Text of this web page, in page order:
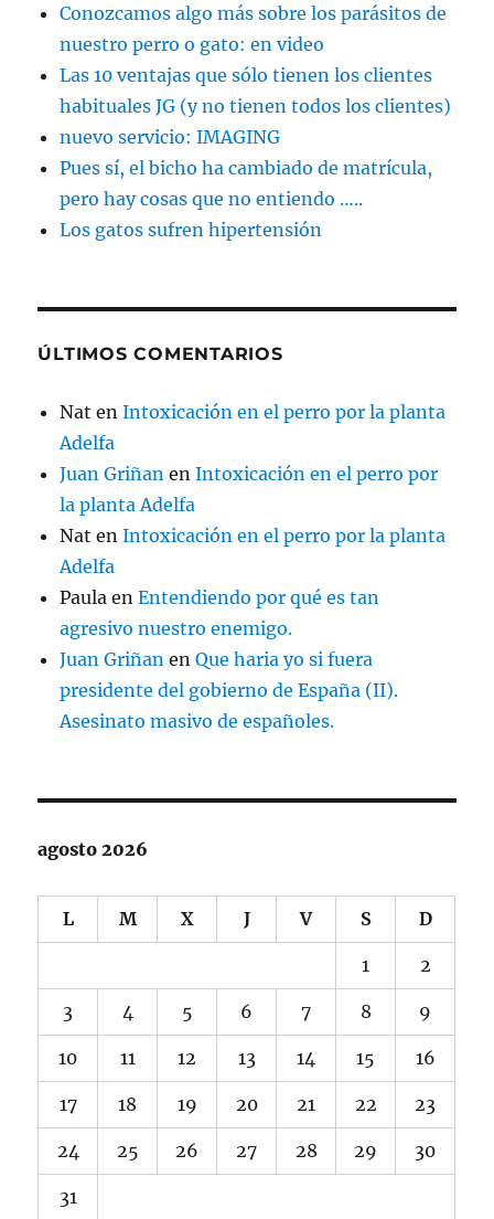
Conozcamos algo más sobre los parásitos de
nuestro perro o gato: en video
Las 10 ventajas que sólo tienen los clientes
habituales JG (y no tienen todos los clientes)
nuevo servicio: IMAGING
Pues sí, el bicho ha cambiado de matrícula,
pero hay cosas que no entiendo …..
Los gatos sufren hipertensión
ÚLTIMOS COMENTARIOS
Nat enIntoxicación en el perro por la planta
Adelfa
Juan Griñan enIntoxicación en el perro por
la planta Adelfa
Nat enIntoxicación en el perro por la planta
Adelfa
Paula enEntendiendo por qué es tan
agresivo nuestro enemigo.
Juan Griñan enQue haria yo si fuera
presidente del gobierno de España (II).
Asesinato masivo de españoles.
agosto 2026
L M X J V S D
1 2
3 4 5 6 7 8 9
10 11 12 13 14 15 16
17 18 19 20 21 22 23
24 25 26 27 28 29 30
31